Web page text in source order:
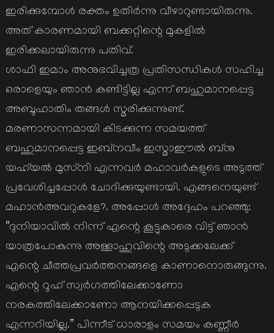
ഇരിക്കുമ്പോള്‍ രക്തം ഉതിര്‍ന്നു വീഴാറുണ്ടായിരുന്നു.
അത് കാരണമായി ബക്കറ്റിന്റെ മുകളില്‍
ഇരിക്കലായിരുന്നു പതിവ്.
ശാഫി ഇമാം അനുഭവിച്ചത്ര പ്രതിസന്ധികള്‍ സഹിച്ച
ഒരാളെയും ഞാന്‍ കണ്ടിട്ടില്ല എന്ന് ബഹുമാനപ്പെട്ട
അബൂഹാതിം തങ്ങള്‍ സ്മരിക്കുന്നുണ്ട്.
മരണാസന്നമായി കിടക്കുന്ന സമയത്ത്
ബഹുമാനപ്പെട്ട ഇബ്‌നവീം ഇസ്മാഈല്‍ ബ്‌നു
യഹ്‌യല്‍ മുസ്‌നി എന്നവര്‍ മഹാവര്‍കളുടെ അടുത്ത്
പ്രവേശിച്ചപ്പോള്‍ ചോദിക്കുയുണ്ടായി. എങ്ങനെയുണ്ട്
മഹാന്‍അവറുകളേ?. അപ്പോള്‍ അദ്ദേഹം പറഞ്ഞു:
“ദുനിയാവില്‍ നിന്ന് എന്റെ കൂട്ടുകാരെ വിട്ട് ഞാന്‍
യാത്രപോകുന്നു അള്ളാഹുവിന്റെ അടുക്കലേക്ക്
എന്റെ ചീത്തപ്രവര്‍ത്തനങ്ങളെ കാണാനൊരുങ്ങുന്നു.
എന്റെ റൂഹ് സ്വര്‍ഗത്തിലേക്കാണോ
നരകത്തിലേക്കാണോ ആനയിക്കപ്പെടുക
എന്നറിയില്ല.” പിന്നീട് ധാരാളം സമയം കണ്ണീര്‍